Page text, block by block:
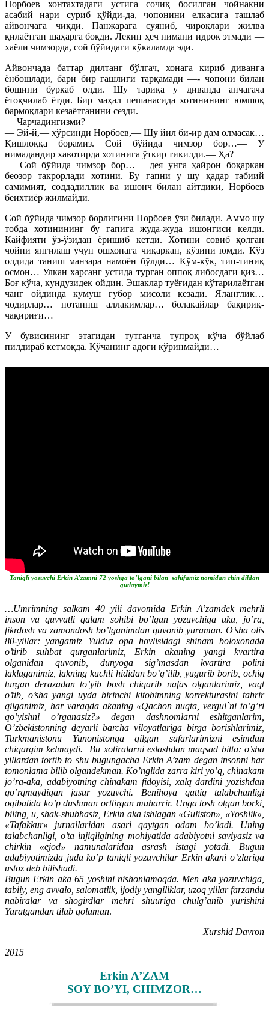
Норбоев хонтахтадаги устига сочиқ босилган чойнакни
асабий нари суриб қўйди-да, чопонини елкасига ташлаб
айвончага чиқди. Панжарага суяниб, чироқлари жилва
қилаётган шаҳарга боқди. Лекин ҳеч нимани идрок этмади —
хаёли чимзорда, сой бўйидаги кўкаламда эди.
Айвончада баттар дилтанг бўлгач, хонага кириб диванга
ёнбошлади, бари бир ғашлиги тарқамади —- чопони билан
бошини буркаб олди. Шу тариқа у диванда анчагача
ётоқчилаб ётди. Бир маҳал пешанасида хотинининг юмшоқ
бармоқлари кезаётганини сезди.
— Чарчадингизми?
— Эй-й,— хўрсинди Норбоев,— Шу йил би-ир дам олмасак…
Қишлоққа борамиз. Сой бўйида чимзор бор…— У
нимадандир хавотирда хотинига ўткир тикилди.— Ҳа?
— Сой бўйида чимзор бор…— дея унга ҳайрон боқаркан
беозор такрорлади хотини. Бу гапни у шу қадар табиий
самимият, соддадиллик ва ишонч билан айтдики, Норбоев
беихтиёр жилмайди.
Сой бўйида чимзор борлигини Норбоев ўзи билади. Аммо шу
тобда хотинининг бу гапига жуда-жуда ишонгиси келди.
Кайфияти ўз-ўзидан ёришиб кетди. Хотини совиб қолган
чойни янгилаш учун ошхонага чиқаркан, кўзини юмди. Кўз
олдида таниш манзара намоён бўлди… Кўм-кўк, тип-тиниқ
осмон… Улкан харсанг устида турган оппоқ либосдаги қиз…
Боғ кўча, кундузидек ойдин. Эшаклар туёғидан кўтарилаётган
чанг ойдинда кумуш ғубор мисоли кезади. Яланглик…
чодирлар… нотаннш аллакимлар… болакайлар бақириқ-
чақириғи…
У бувисининг этагидан тутганча тупроқ кўча бўйлаб
пилдираб кетмоқда. Кўчанинг адоғи кўринмайди…
Taniqli yozuvchi Erkin A’zamni 72 yoshga to’lgani bilan sahifamiz nomidan chin dildan
qutlaymiz!
…Umrimning salkam 40 yili davomida Erkin A’zamdek mehrli
inson va quvvatli qalam sohibi bo’lgan yozuvchiga uka, jo’ra,
fikrdosh va zamondosh bo’lganimdan quvonib yuraman. O’sha olis
80-yillar: yangamiz Yulduz opa hovlisidagi shinam boloxonada
o’tirib suhbat qurganlarimiz, Erkin akaning yangi kvartira
olganidan quvonib, dunyoga sig’masdan kvartira polini
laklaganimiz, lakning kuchli hididan bo’g’ilib, yugurib borib, ochiq
turgan derazadan to’yib bosh chiqarib nafas olganlarimiz, vaqt
o’tib, o’sha yangi uyda birinchi kitobimning korrekturasini tahrir
qilganimiz, har varaqda akaning «Qachon nuqta, vergul`ni to’g’ri
qo’yishni o’rganasiz?» degan dashnomlarni eshitganlarim,
O’zbekistonning deyarli barcha viloyatlariga birga borishlarimiz,
Turkmanistonu Yunonistonga qilgan safarlarimizni esimdan
chiqargim kelmaydi. Bu xotiralarni eslashdan maqsad bitta: o’sha
yillardan tortib to shu bugungacha Erkin A’zam degan insonni har
tomonlama bilib olgandekman. Ko’nglida zarra kiri yo’q, chinakam
jo’ra-aka, adabiyotning chinakam fidoyisi, xalq dardini yozishdan
qo’rqmaydigan jasur yozuvchi. Benihoya qattiq talabchanligi
oqibatida ko’p dushman orttirgan muharrir. Unga tosh otgan borki,
biling, u, shak-shubhasiz, Erkin aka ishlagan «Guliston», «Yoshlik»,
«Tafakkur» jurnallaridan asari qaytgan odam bo’ladi. Uning
talabchanligi, o’ta injiqligining mohiyatida adabiyotni saviyasiz va
chirkin «ejod» namunalaridan asrash istagi yotadi. Bugun
adabiyotimizda juda ko’p taniqli yozuvchilar Erkin akani o’zlariga
ustoz deb bilishadi.
Bugun Erkin aka 65 yoshini nishonlamoqda. Men aka yozuvchiga,
tabiiy, eng avvalo, salomatlik, ijodiy yangiliklar, uzoq yillar farzandu
nabiralar va shogirdlar mehri shuuriga chulg’anib yurishini
Yaratgandan tilab qolaman.
Xurshid Davron
2015
Erkin A’ZAM
SOY BO’YI, CHIMZOR…